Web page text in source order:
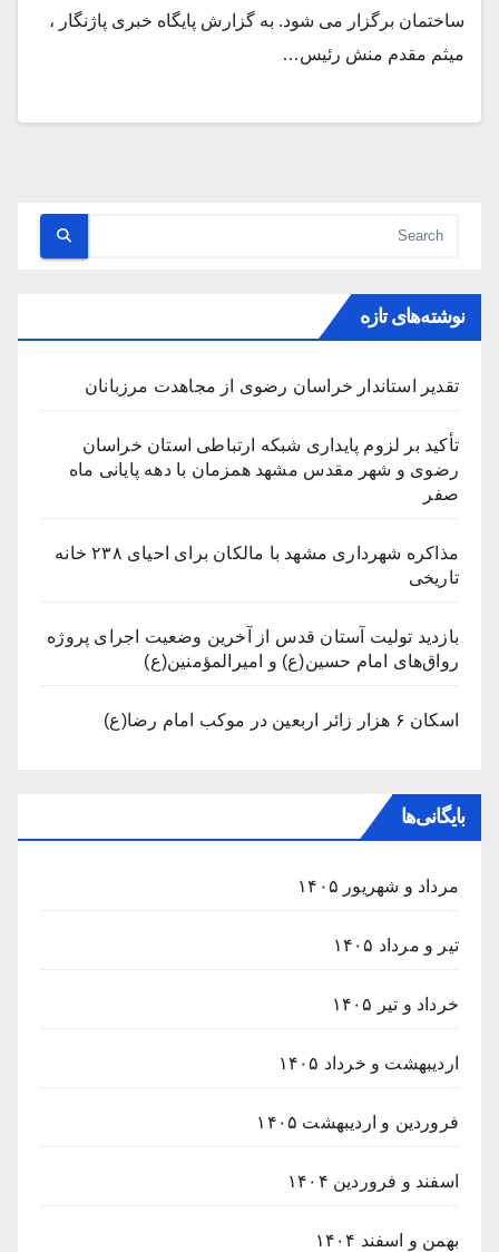
ساختمان برگزار می شود. به گزارش پایگاه خبری پاژنگار ،
میثم مقدم منش رئیس…
نوشته‌های تازه
تقدیر استاندار خراسان رضوی از مجاهدت مرزبانان
تأکید بر لزوم پایداری شبکه ارتباطی استان خراسان
رضوی و شهر مقدس مشهد همزمان با دهه پایانی ماه
صفر
مذاکره شهرداری مشهد با مالکان برای احیای ۲۳۸ خانه
تاریخی
بازدید تولیت آستان قدس از آخرین وضعیت اجرای پروژه
رواق‌های امام حسین(ع) و امیرالمؤمنین(ع)
اسکان ۶ هزار زائر اربعین در موکب امام رضا(ع)
بایگانی‌ها
مرداد و شهریور ۱۴۰۵
تیر و مرداد ۱۴۰۵
خرداد و تیر ۱۴۰۵
اردیبهشت و خرداد ۱۴۰۵
فروردین و اردیبهشت ۱۴۰۵
اسفند و فروردین ۱۴۰۴
بهمن و اسفند ۱۴۰۴